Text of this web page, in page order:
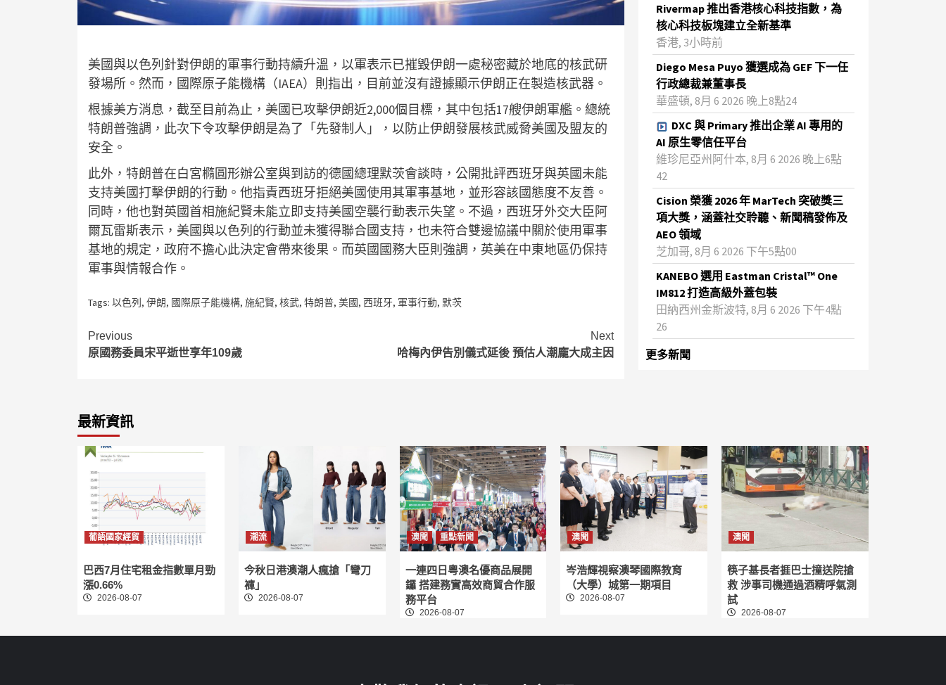
美國與以色列針對伊朗的軍事行動持續升溫，以軍表示已摧毀伊朗一處秘密藏於地底的核武研
發場所。然而，國際原子能機構（IAEA）則指出，目前並沒有證據顯示伊朗正在製造核武器。
根據美方消息，截至目前為止，美國已攻擊伊朗近2,000個目標，其中包括17艘伊朗軍艦。總統
特朗普強調，此次下令攻擊伊朗是為了「先發制人」，以防止伊朗發展核武威脅美國及盟友的
安全。
此外，特朗普在白宮橢圓形辦公室與到訪的德國總理默茨會談時，公開批評西班牙與英國未能
支持美國打擊伊朗的行動。他指責西班牙拒絕美國使用其軍事基地，並形容該國態度不友善。
同時，他也對英國首相施紀賢未能立即支持美國空襲行動表示失望。不過，西班牙外交大臣阿
爾瓦雷斯表示，美國與以色列的行動並未獲得聯合國支持，也未符合雙邊協議中關於使用軍事
基地的規定，政府不擔心此決定會帶來後果。而英國國務大臣則強調，英美在中東地區仍保持
軍事與情報合作。
Tags: 以色列, 伊朗, 國際原子能機構, 施紀賢, 核武, 特朗普, 美國, 西班牙, 軍事行動, 默茨
Continue
Reading
Previous
原國務委員宋平逝世享年109歲
Next
哈梅內伊告別儀式延後 預估人潮龐大成主因
Rivermap 推出香港核心科技指數，為
核心科技板塊建立全新基準
香港, 3小時前
Diego Mesa Puyo 獲選成為 GEF 下一任
行政總裁兼董事長
華盛頓, 8月 6 2026 晚上8點24
DXC 與 Primary 推出企業 AI 專用的
AI 原生零信任平台
維珍尼亞州阿什本, 8月 6 2026 晚上6點
42
Cision 榮獲 2026 年 MarTech 突破獎三
項大獎，涵蓋社交聆聽、新聞稿發佈及
AEO 領域
芝加哥, 8月 6 2026 下午5點00
KANEBO 選用 Eastman Cristal™ One
IM812 打造高級外蓋包裝
田納西州金斯波特, 8月 6 2026 下午4點
26
更多新聞
最新資訊
葡語國家經貿
巴西7月住宅租金指數單月勁
漲0.66%
2026-08-07
潮流
今秋日港澳潮人瘋搶「彎刀
褲」
2026-08-07
澳聞 重點新聞
一連四日粵澳名優商品展開
鑼 搭建務實高效商貿合作服
務平台
2026-08-07
澳聞
岑浩輝視察澳琴國際教育
（大學）城第一期項目
2026-08-07
澳聞
筷子基長者捱巴士撞送院搶
救 涉事司機通過酒精呼氣測
試
2026-08-07